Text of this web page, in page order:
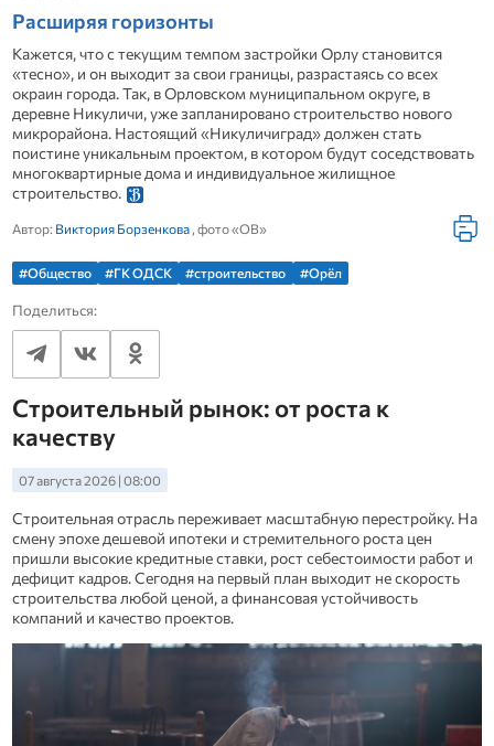
Расширяя горизонты
Кажется, что с текущим темпом застройки Орлу становится
«тесно», и он выходит за свои границы, разрастаясь со всех
окраин города. Так, в Орловском муниципальном округе, в
деревне Никуличи, уже запланировано строительство нового
микрорайона. Настоящий «Никуличиград» должен стать
поистине уникальным проектом, в котором будут соседствовать
многоквартирные дома и индивидуальное жилищное
строительство.
Автор: Виктория Борзенкова, фото «ОВ»
#Общество #ГК ОДСК #строительство #Орёл
Поделиться:
Строительный рынок: от роста к
качеству
07 августа 2026 | 08:00
Строительная отрасль переживает масштабную перестройку. На
смену эпохе дешевой ипотеки и стремительного роста цен
пришли высокие кредитные ставки, рост себестоимости работ и
дефицит кадров. Сегодня на первый план выходит не скорость
строительства любой ценой, а финансовая устойчивость
компаний и качество проектов.